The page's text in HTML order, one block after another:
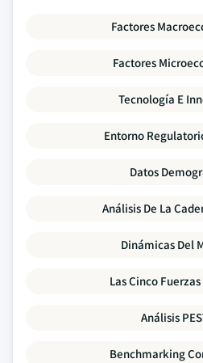
Factores
Factores
Tecnología E
Entorno
Datos
Análisis De La
Dinámicas Del
Las Cinco
Análisis
Benchmarking